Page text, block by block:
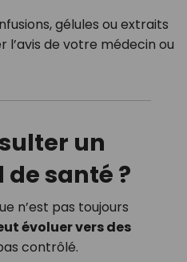
gélules ou extraits
l’avis de votre médecin ou
un
santé ?
n’est pas toujours
évoluer vers des
contrôlé.